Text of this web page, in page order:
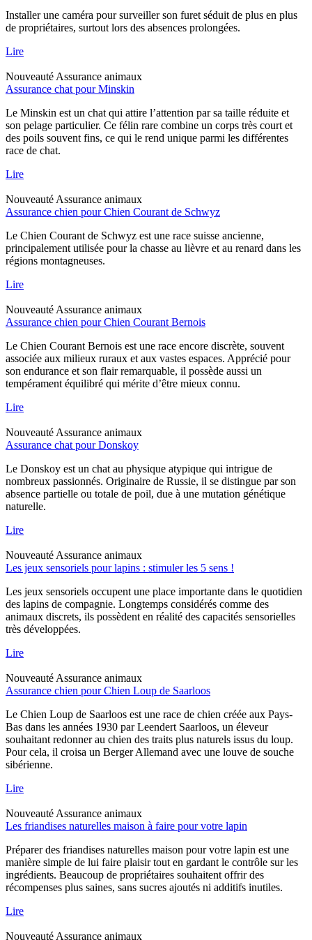
Installer une caméra pour surveiller son furet séduit de plus en plus
de propriétaires, surtout lors des absences prolongées.
Lire
Nouveauté Assurance animaux
Assurance chat pour Minskin
Le Minskin est un chat qui attire l’attention par sa taille réduite et
son pelage particulier. Ce félin rare combine un corps très court et
des poils souvent fins, ce qui le rend unique parmi les différentes
race de chat.
Lire
Nouveauté Assurance animaux
Assurance chien pour Chien Courant de Schwyz
Le Chien Courant de Schwyz est une race suisse ancienne,
principalement utilisée pour la chasse au lièvre et au renard dans les
régions montagneuses.
Lire
Nouveauté Assurance animaux
Assurance chien pour Chien Courant Bernois
Le Chien Courant Bernois est une race encore discrète, souvent
associée aux milieux ruraux et aux vastes espaces. Apprécié pour
son endurance et son flair remarquable, il possède aussi un
tempérament équilibré qui mérite d’être mieux connu.
Lire
Nouveauté Assurance animaux
Assurance chat pour Donskoy
Le Donskoy est un chat au physique atypique qui intrigue de
nombreux passionnés. Originaire de Russie, il se distingue par son
absence partielle ou totale de poil, due à une mutation génétique
naturelle.
Lire
Nouveauté Assurance animaux
Les jeux sensoriels pour lapins : stimuler les 5 sens !
Les jeux sensoriels occupent une place importante dans le quotidien
des lapins de compagnie. Longtemps considérés comme des
animaux discrets, ils possèdent en réalité des capacités sensorielles
très développées.
Lire
Nouveauté Assurance animaux
Assurance chien pour Chien Loup de Saarloos
Le Chien Loup de Saarloos est une race de chien créée aux Pays-
Bas dans les années 1930 par Leendert Saarloos, un éleveur
souhaitant redonner au chien des traits plus naturels issus du loup.
Pour cela, il croisa un Berger Allemand avec une louve de souche
sibérienne.
Lire
Nouveauté Assurance animaux
Les friandises naturelles maison à faire pour votre lapin
Préparer des friandises naturelles maison pour votre lapin est une
manière simple de lui faire plaisir tout en gardant le contrôle sur les
ingrédients. Beaucoup de propriétaires souhaitent offrir des
récompenses plus saines, sans sucres ajoutés ni additifs inutiles.
Lire
Nouveauté Assurance animaux